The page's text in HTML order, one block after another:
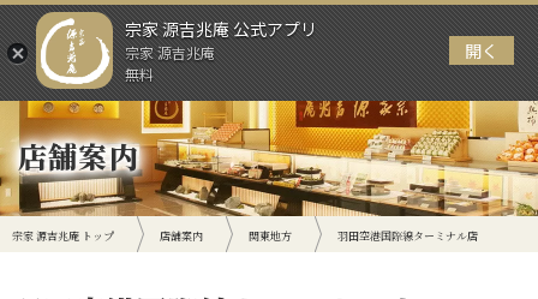
宗家 源吉兆庵 公式アプリ
宗家 源吉兆庵
無料
開く
メニュー
店舗案内
宗家 源吉兆庵 トップ 店舗案内 関東地方 羽田空港国際線ターミナル店